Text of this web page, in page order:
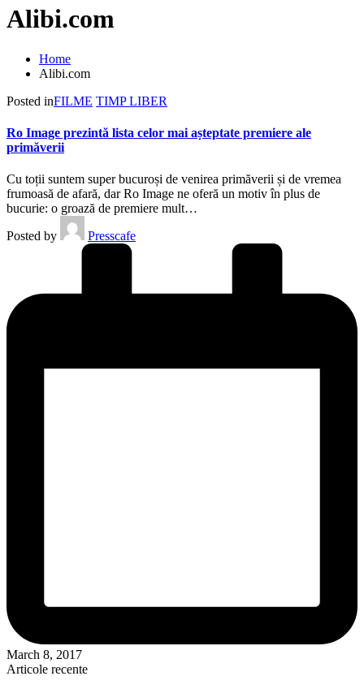
Alibi.com
Home
Alibi.com
Posted inFILME TIMP LIBER
Ro Image prezintă lista celor mai așteptate premiere ale
primăverii
Cu toții suntem super bucuroși de venirea primăverii și de vremea
frumoasă de afară, dar Ro Image ne oferă un motiv în plus de
bucurie: o groază de premiere mult…
Posted by
Presscafe
March 8, 2017
Articole recente